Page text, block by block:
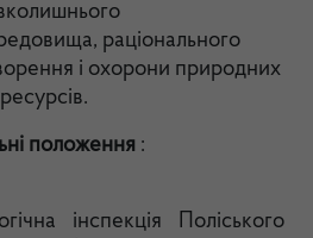
раціонального
і охорони природних
ресурсів.
положення :
інспекція Поліського